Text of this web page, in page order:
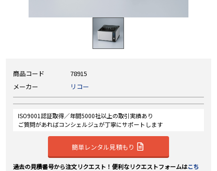
商品コード
78915
メーカー
リコー
ISO9001認証取得／年間5000社以上の取引実績あり
ご質問があればコンシェルジュが丁寧にサポートします
簡単レンタル見積もり
過去の見積番号から注文リクエスト！便利なリクエストフォームはこち